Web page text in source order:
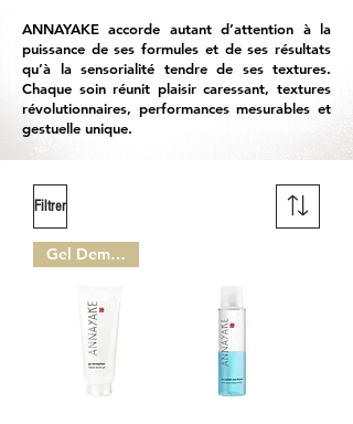
ANNAYAKE accorde autant d’attention à la
puissance de ses formules et de ses résultats
qu’à la sensorialité tendre de ses textures.
Chaque soin réunit plaisir caressant, textures
révolutionnaires, performances mesurables et
gestuelle unique.
Filtrer
Gel Demaquillant